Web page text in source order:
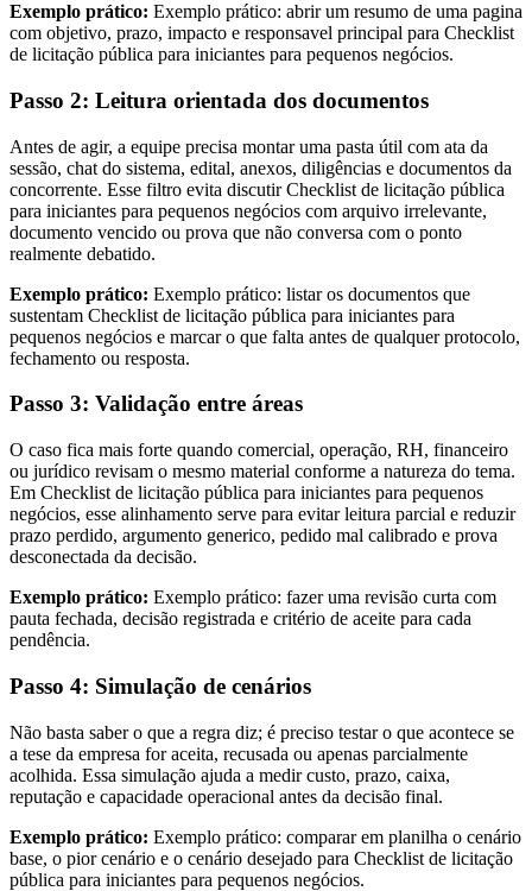
Exemplo prático: Exemplo prático: abrir um resumo de uma pagina
com objetivo, prazo, impacto e responsavel principal para Checklist
de licitação pública para iniciantes para pequenos negócios.
Passo 2: Leitura orientada dos documentos
Antes de agir, a equipe precisa montar uma pasta útil com ata da
sessão, chat do sistema, edital, anexos, diligências e documentos da
concorrente. Esse filtro evita discutir Checklist de licitação pública
para iniciantes para pequenos negócios com arquivo irrelevante,
documento vencido ou prova que não conversa com o ponto
realmente debatido.
Exemplo prático: Exemplo prático: listar os documentos que
sustentam Checklist de licitação pública para iniciantes para
pequenos negócios e marcar o que falta antes de qualquer protocolo,
fechamento ou resposta.
Passo 3: Validação entre áreas
O caso fica mais forte quando comercial, operação, RH, financeiro
ou jurídico revisam o mesmo material conforme a natureza do tema.
Em Checklist de licitação pública para iniciantes para pequenos
negócios, esse alinhamento serve para evitar leitura parcial e reduzir
prazo perdido, argumento generico, pedido mal calibrado e prova
desconectada da decisão.
Exemplo prático: Exemplo prático: fazer uma revisão curta com
pauta fechada, decisão registrada e critério de aceite para cada
pendência.
Passo 4: Simulação de cenários
Não basta saber o que a regra diz; é preciso testar o que acontece se
a tese da empresa for aceita, recusada ou apenas parcialmente
acolhida. Essa simulação ajuda a medir custo, prazo, caixa,
reputação e capacidade operacional antes da decisão final.
Exemplo prático: Exemplo prático: comparar em planilha o cenário
base, o pior cenário e o cenário desejado para Checklist de licitação
pública para iniciantes para pequenos negócios.